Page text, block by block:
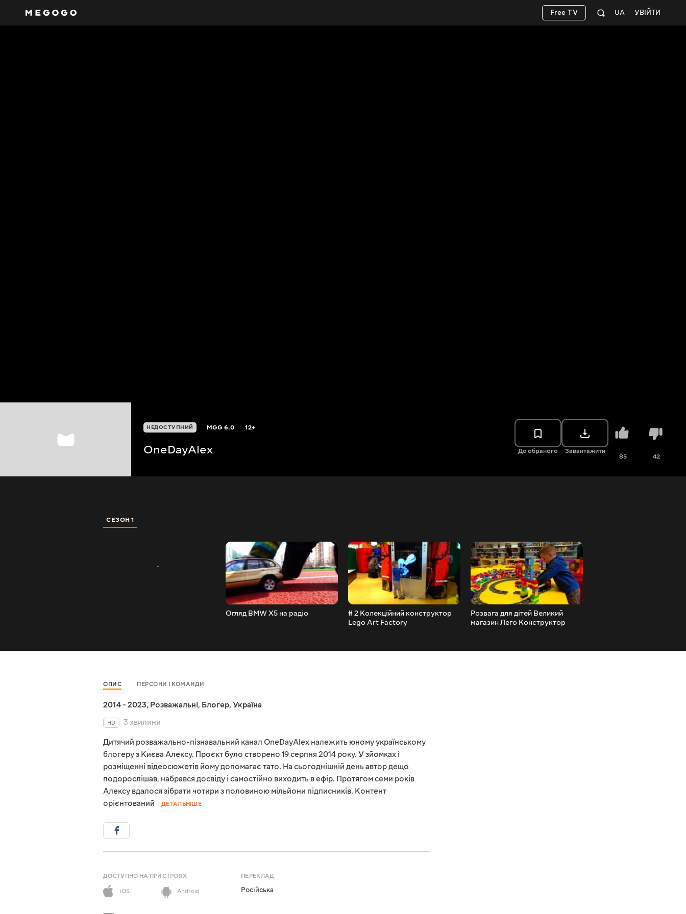
УВІЙТИ
UA
Free TV
НЕДОСТУПНИЙ MGG6.0 12+
OneDayAlex До обраного Завантажити
85 42
СЕЗОН 1
Огляд BMW X5 на радіо
# 2 Колекційний конструктор
Lego Art Factory
Розвага для дітей Великий
магазин Лего Конструктор
ОПИС ПЕРСОНИ І КОМАНДИ
2014 - 2023, Розважальні, Блогер, Україна
HD
3 хвилини
Дитячий розважально-пізнавальний канал OneDayAlex належить юному українському
блогеру з Києва Алексу. Проєкт було створено 19 серпня 2014 року. У зйомках і
розміщенні відеосюжетів йому допомагає тато. На сьогоднішній день автор дещо
подорослішав, набрався досвіду і самостійно виходить в ефір. Протягом семи років
Алексу вдалося зібрати чотири з половиною мільйони підписників. Контент
орієнтований
ДЕТАЛЬНІШЕ
ДОСТУПНО НА ПРИСТРОЯХ
iOS
Android
ПЕРЕКЛАД
Російська